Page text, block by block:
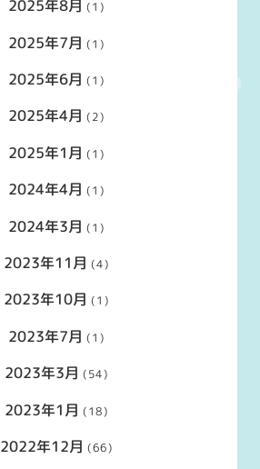
2025年8月 (1)
2025年7月 (1)
2025年6月 (1)
2025年4月 (2)
2025年1月 (1)
2024年4月 (1)
2024年3月 (1)
2023年11月 (4)
2023年10月 (1)
2023年7月 (1)
2023年3月 (54)
2023年1月 (18)
2022年12月 (66)